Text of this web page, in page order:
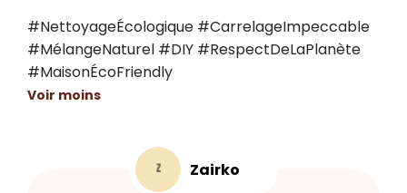
#NettoyageÉcologique #CarrelageImpeccable
#MélangeNaturel #DIY #RespectDeLaPlanète
#MaisonÉcoFriendly
Voir moins
Z Zairko